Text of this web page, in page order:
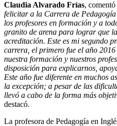
Claudia Alvarado Frías,
felicitar a la Carrera de
los profesores en formación y a
granito de arena para lograr que
acreditación. Este es mi segundo
carrera, el primero fue el año
nuestra formación y nuestros
disposición para explicarnos,
Este año fue diferente en muchos
la excepción; a pesar de las
llevó a cabo de la forma más
destacó.
La profesora de Pedagogía en